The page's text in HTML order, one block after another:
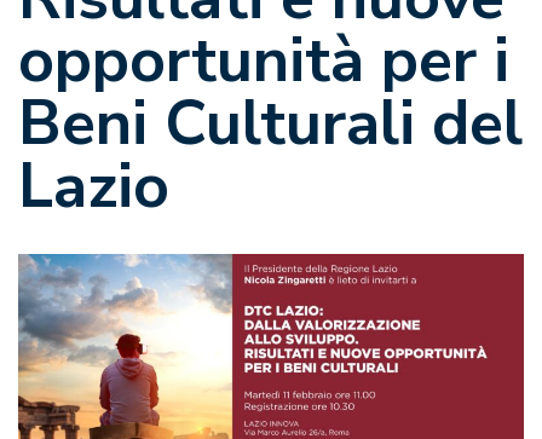
opportunità per i
Beni Culturali del
Lazio